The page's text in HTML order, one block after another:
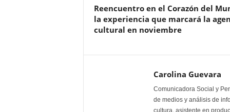
Reencuentro en el Corazón del
la experiencia que marcará la
cultural en noviembre
Carolina Guevara
Comunicadora Social y
de medios y análisis de
cultura, asistente en